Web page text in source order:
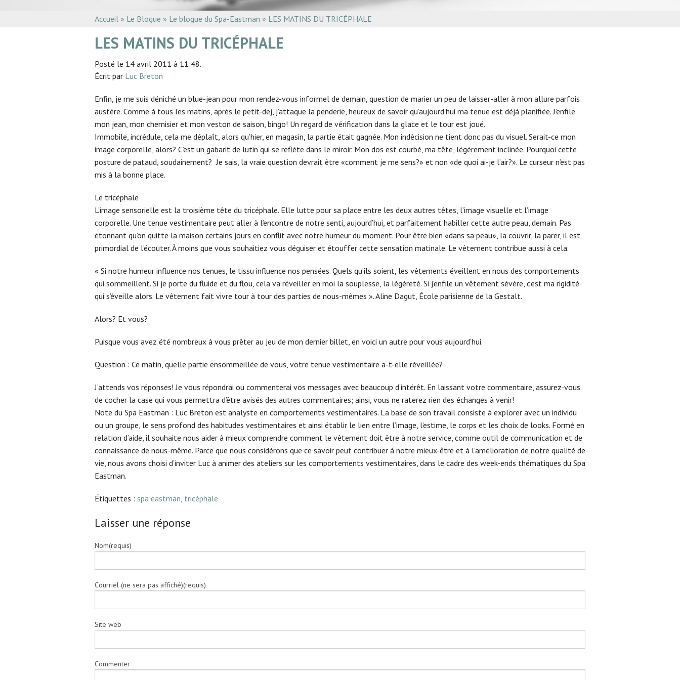
Accueil » Le Blogue » Le blogue du Spa-Eastman » LES MATINS DU TRICÉPHALE
LES MATINS DU TRICÉPHALE
Posté le 14 avril 2011 à 11:48.
Écrit par Luc Breton
Enfin, je me suis déniché un blue-jean pour mon rendez-vous informel de demain, question de marier un peu de laisser-aller à mon allure parfois
austère. Comme à tous les matins, après le petit-dej, j’attaque la penderie, heureux de savoir qu’aujourd’hui ma tenue est déjà planifiée. J’enfile
mon jean, mon chemisier et mon veston de saison, bingo! Un regard de vérification dans la glace et le tour est joué.
Immobile, incrédule, cela me déplaît, alors qu’hier, en magasin, la partie était gagnée. Mon indécision ne tient donc pas du visuel. Serait-ce mon
image corporelle, alors? C’est un gabarit de lutin qui se reflète dans le miroir. Mon dos est courbé, ma tête, légèrement inclinée. Pourquoi cette
posture de pataud, soudainement? Je sais, la vraie question devrait être «comment je me sens?» et non «de quoi ai-je l’air?». Le curseur n’est pas
mis à la bonne place.
Le tricéphale
L’image sensorielle est la troisième tête du tricéphale. Elle lutte pour sa place entre les deux autres têtes, l’image visuelle et l’image
corporelle. Une tenue vestimentaire peut aller à l’encontre de notre senti, aujourd’hui, et parfaitement habiller cette autre peau, demain. Pas
étonnant qu’on quitte la maison certains jours en conflit avec notre humeur du moment. Pour être bien «dans sa peau», la couvrir, la parer, il est
primordial de l’écouter. À moins que vous souhaitiez vous déguiser et étouffer cette sensation matinale. Le vêtement contribue aussi à cela.
« Si notre humeur influence nos tenues, le tissu influence nos pensées. Quels qu’ils soient, les vêtements éveillent en nous des comportements
qui sommeillent. Si je porte du fluide et du flou, cela va réveiller en moi la souplesse, la légèreté. Si j’enfile un vêtement sévère, c’est ma rigidité
qui s’éveille alors. Le vêtement fait vivre tour à tour des parties de nous-mêmes ». Aline Dagut, École parisienne de la Gestalt.
Alors? Et vous?
Puisque vous avez été nombreux à vous prêter au jeu de mon dernier billet, en voici un autre pour vous aujourd’hui.
Question : Ce matin, quelle partie ensommeillée de vous, votre tenue vestimentaire a-t-elle réveillée?
J’attends vos réponses! Je vous répondrai ou commenterai vos messages avec beaucoup d’intérêt. En laissant votre commentaire, assurez-vous
de cocher la case qui vous permettra d’être avisés des autres commentaires; ainsi, vous ne raterez rien des échanges à venir!
Note du Spa Eastman : Luc Breton est analyste en comportements vestimentaires. La base de son travail consiste à explorer avec un individu
ou un groupe, le sens profond des habitudes vestimentaires et ainsi établir le lien entre l’image, l’estime, le corps et les choix de looks. Formé en
relation d’aide, il souhaite nous aider à mieux comprendre comment le vêtement doit être à notre service, comme outil de communication et de
connaissance de nous-même. Parce que nous considérons que ce savoir peut contribuer à notre mieux-être et à l’amélioration de notre qualité de
vie, nous avons choisi d’inviter Luc à animer des ateliers sur les comportements vestimentaires, dans le cadre des week-ends thématiques du Spa
Eastman.
Étiquettes : spa eastman tricéphale
Laisser une réponse
Nom(requis)
Courriel (ne sera pas affiché)(requis)
Site web
Commenter